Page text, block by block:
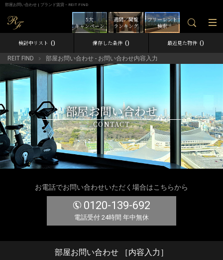
部屋お問い合わせ | ブランド賃貸－REIT FIND
フリーレント
検索
週間／閲覧
ランキング
5大
キャンペーン
検討中リスト 0 保存した条件 0 最近見た物件 0
REIT FIND 部屋お問い合わせ - お問い合わせ内容入力
部屋お問い合わせ
CONTACT
お電話でお問い合わせいただく場合はこちらから
0120-139-692
電話受付 24時間 年中無休
部屋お問い合わせ ［内容入力］